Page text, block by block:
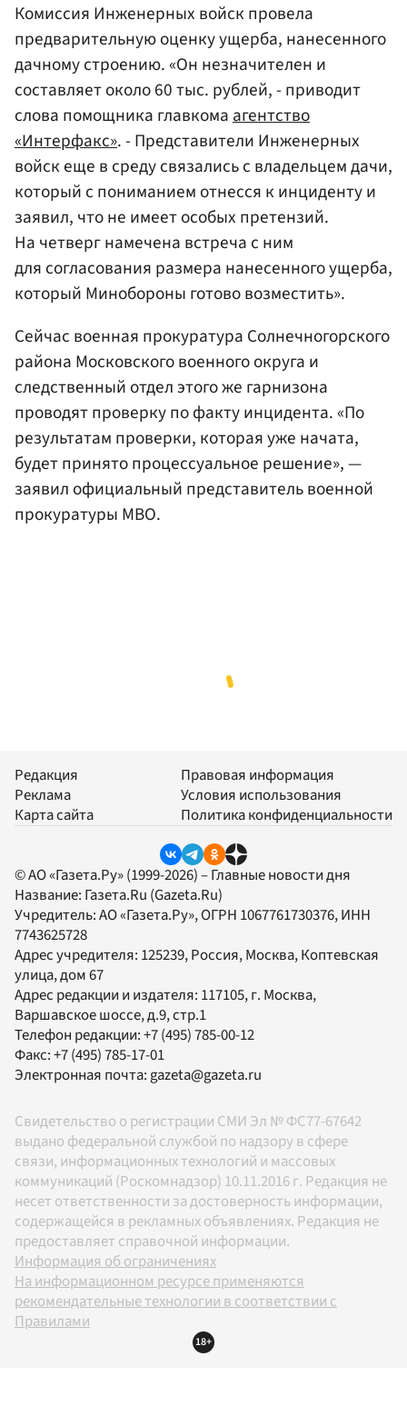
Комиссия Инженерных войск провела
предварительную оценку ущерба, нанесенного
дачному строению. «Он незначителен и
составляет около 60 тыс. рублей, - приводит
слова помощника главкомаагентство
«Интерфакс». - Представители Инженерных
войск еще в среду связались с владельцем дачи,
который с пониманием отнесся к инциденту и
заявил, что не имеет особых претензий.
На четверг намечена встреча с ним
для согласования размера нанесенного ущерба,
который Минобороны готово возместить».
Сейчас военная прокуратура Солнечногорского
района Московского военного округа и
следственный отдел этого же гарнизона
проводят проверку по факту инцидента. «По
результатам проверки, которая уже начата,
будет принято процессуальное решение», —
заявил официальный представитель военной
прокуратуры МВО.
Редакция
Реклама
Карта сайта
Правовая информация
Условия использования
Политика конфиденциальности
© АО «Газета.Ру» (1999-2026) – Главные новости дня
Название: Газета.Ru (Gazeta.Ru)
Учредитель:АО «Газета.Ру», ОГРН 1067761730376, ИНН
7743625728
Адрес учредителя: 125239, Россия, Москва, Коптевская
улица, дом 67
Адрес редакции и издателя: 117105, г. Москва,
Варшавское шоссе, д.9, стр.1
Телефон редакции:+7 (495) 785-00-12
Факс:+7 (495) 785-17-01
Электронная почта: gazeta@gazeta.ru
Свидетельство о регистрации СМИ Эл № ФС77-67642
выдано федеральной службой по надзору в сфере
связи, информационных технологий и массовых
коммуникаций (Роскомнадзор) 10.11.2016 г. Редакция не
несет ответственности за достоверность информации,
содержащейся в рекламных объявлениях. Редакция не
предоставляет справочной информации.
Информация об ограничениях
На информационном ресурсе применяются
рекомендательные технологии в соответствии с
Правилами
18+